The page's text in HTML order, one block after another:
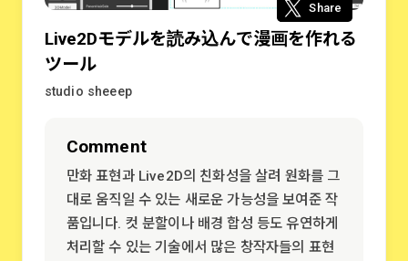
Live2Dモデルを読み込んで漫画を作れる
ツール
studio sheeep
Share
Comment
만화 표현과 Live2D의 친화성을 살려 원화를 그
대로 움직일 수 있는 새로운 가능성을 보여준 작
품입니다. 컷 분할이나 배경 합성 등도 유연하게
처리할 수 있는 기술에서 많은 창작자들의 표현